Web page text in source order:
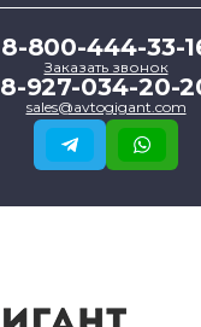
8-800-444-33-
Заказать звонок
8-927-034-20-
sales@avtogigant.com